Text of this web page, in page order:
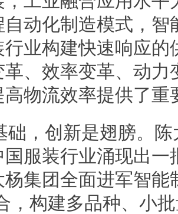
动化制造模式，
业构建快速响应的
、效率变革、动力
物流效率提供了重
础，创新是翅膀。
服装行业涌现出
集团全面进军智能
，构建多品种、小